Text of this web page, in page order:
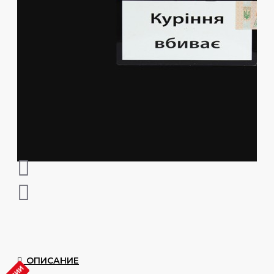
ОПИСАНИЕ